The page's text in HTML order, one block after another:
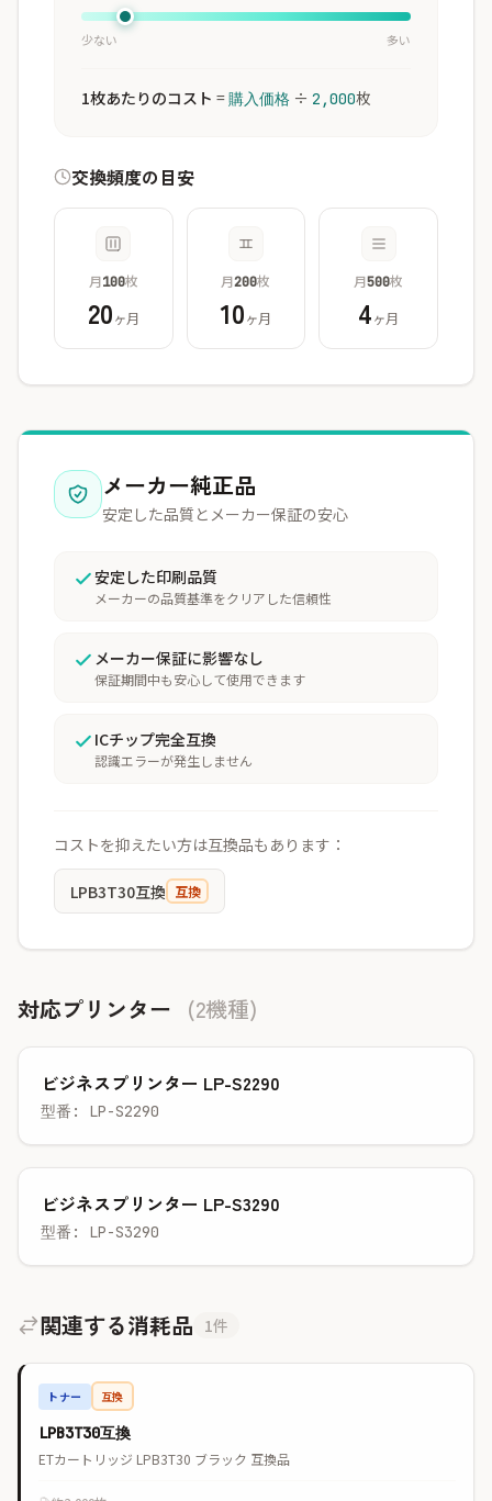
少ない 多い
1枚あたりのコスト =購入価格 ÷ 2,000枚
交換頻度の目安
月100枚
20ヶ月
月200枚
10ヶ月
月500枚
4ヶ月
メーカー純正品
安定した品質とメーカー保証の安心
安定した印刷品質
メーカーの品質基準をクリアした信頼性
メーカー保証に影響なし
保証期間中も安心して使用できます
ICチップ完全互換
認識エラーが発生しません
コストを抑えたい方は互換品もあります：
LPB3T30互換 互換
対応プリンター (2機種)
ビジネスプリンター LP-S2290
型番: LP-S2290
ビジネスプリンター LP-S3290
型番: LP-S3290
関連する消耗品 1件
トナー 互換
LPB3T30互換
ETカートリッジ LPB3T30 ブラック 互換品